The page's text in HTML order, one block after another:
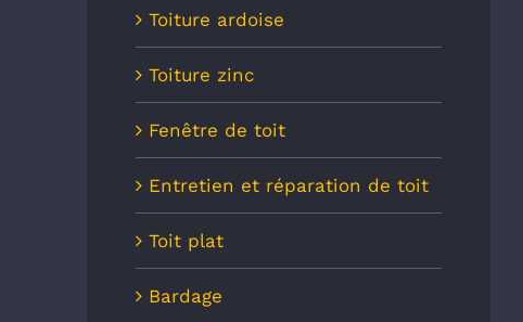
Toiture ardoise
Toiture zinc
Fenêtre de toit
Entretien et réparation de toit
Toit plat
Bardage